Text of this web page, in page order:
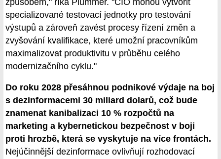
specializované testovací jednotky pro testování
výstupů a zároveň zavést procesy řízení změn a
zvyšování kvalifikace, které umožní pracovníkům
maximalizovat produktivitu v průběhu celého
modernizačního cyklu."
Do roku 2028 přesáhnou podnikové výdaje na boj
s dezinformacemi 30 miliard dolarů, což bude
znamenat kanibalizaci 10 % rozpočtů na
marketing a kybernetickou bezpečnost v boji
proti hrozbě, která se vyskytuje na více frontách.
Nejúčinnější dezinformace ovlivňují rozhodovací